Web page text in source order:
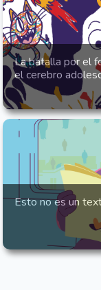
La batalla por el
el cerebro
Esto no es un